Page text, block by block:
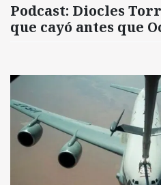
Podcast: Diocles
que cayó antes que